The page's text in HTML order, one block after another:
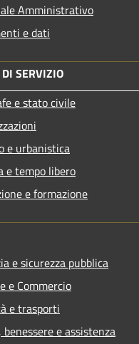
Amministrativo
e dati
DI SERVIZIO
e stato civile
e urbanistica
e tempo libero
e formazione
e sicurezza pubblica
e Commercio
e trasporti
e assistenza